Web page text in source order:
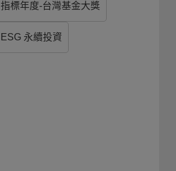
指標年度-台灣基金大獎
ESG 永續投資